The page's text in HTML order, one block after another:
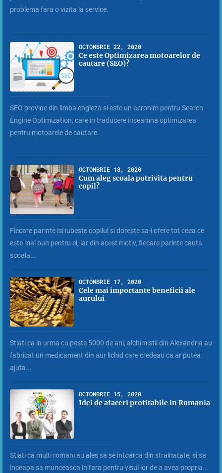
problema fara o vizita la service.
OCTOMBRIE 22, 2020
Ce este Optimizarea motoarelor de
cautare (SEO)?
SEO provine din limba engleza si este un acronim pentru Search
Engine Optimization, care in traducere inseamna optimizarea
pentru motoarele de cautare.
OCTOMBRIE 18, 2020
Cum aleg scoala potrivita pentru
copil?
Fiecare parinte isi iubeste copilul si doreste sa-i ofere tot ceea ce
este mai bun pentru el, iar din acest motiv, fiecare parinte cauta
scoala...
OCTOMBRIE 17, 2020
Cele mai importante beneficii ale
aurului
Stiati ca in urma cu peste 5000 de ani, alchimistii din Alexandria au
fabricat un medicament din aur lichid care credeau ca ar putea
ajuta...
OCTOMBRIE 15, 2020
Idei de afaceri profitabile in Romania
Stiati ca multi romani au ales sa se intoarca din strainatate, si sa
inceapa sa munceasca in tara pentru visul lor de a avea propria...